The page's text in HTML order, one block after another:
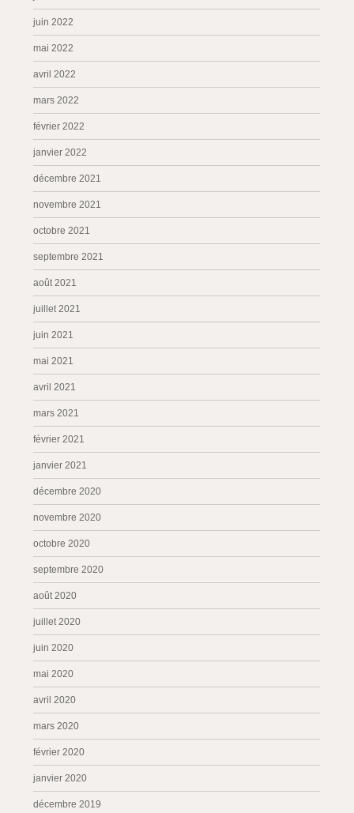
juin 2022
mai 2022
avril 2022
mars 2022
février 2022
janvier 2022
décembre 2021
novembre 2021
octobre 2021
septembre 2021
août 2021
juillet 2021
juin 2021
mai 2021
avril 2021
mars 2021
février 2021
janvier 2021
décembre 2020
novembre 2020
octobre 2020
septembre 2020
août 2020
juillet 2020
juin 2020
mai 2020
avril 2020
mars 2020
février 2020
janvier 2020
décembre 2019